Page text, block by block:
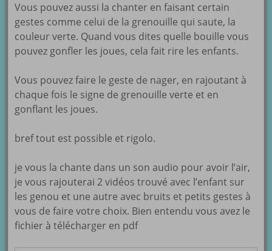
Vous pouvez aussi la chanter en faisant certain
gestes comme celui de la grenouille qui saute, la
couleur verte. Quand vous dites quelle bouille vous
pouvez gonfler les joues, cela fait rire les enfants.
Vous pouvez faire le geste de nager, en rajoutant à
chaque fois le signe de grenouille verte et en
gonflant les joues.
bref tout est possible et rigolo.
je vous la chante dans un son audio pour avoir l’air,
je vous rajouterai 2 vidéos trouvé avec l’enfant sur
les genou et une autre avec bruits et petits gestes à
vous de faire votre choix. Bien entendu vous avez le
fichier à télécharger en pdf